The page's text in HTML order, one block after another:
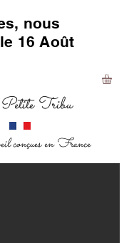
nous
16 Août
Tribu
conçues en France